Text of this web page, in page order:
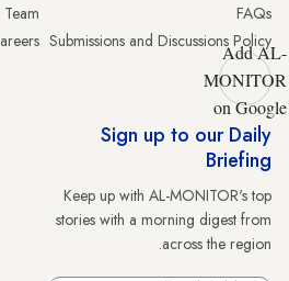
FAQs
Submissions and Discussions Policy
Team
Add AL-
MONITOR
on Google
Sign up to our Daily
Briefing
Keep up with AL-MONITOR's top
stories with a morning digest from
across the region.